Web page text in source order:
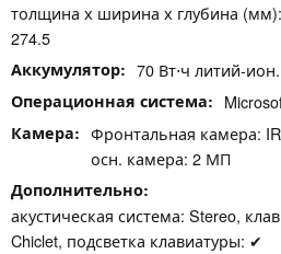
толщина х ширина х глубина (мм):
274.5
Аккумулятор 70 Вт⋅ч литий-
Операционная система
Камера
Фронтальная камера: IR
осн. камера: 2 МП
Дополнительно
акустическая система: Stereo,
Chiclet, подсветка клавиатуры: ✔